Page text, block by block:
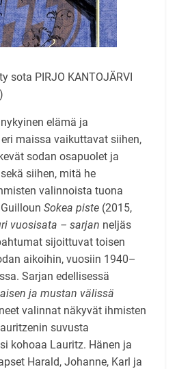
sota PIRJO KANTOJÄRVI
elämä ja
maissa vaikuttavat siihen,
sodan osapuolet ja
siihen, mitä he
valinnoista tuona
Sokea piste(2015,
vuosisata – sarjan neljäs
sijoittuvat toisen
aikoihin, vuosiin 1940–
Sarjan edellisessä
ja mustan välissä
valinnat näkyvät ihmisten
suvusta
kohoaa Lauritz. Hänen ja
Harald, Johanne, Karl ja